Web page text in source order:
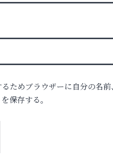
ためブラウザーに自分の名前
保存する。